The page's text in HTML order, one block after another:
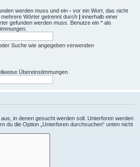
werden muss und ein - vor ein Wort, das nicht
Wörter getrennt durch | innerhalb einer
gefunden werden muss. Benutze ein * als
Suche wie angegeben verwenden
Übereinstimmungen.
in denen gesucht werden soll. Unterforen werden
du die Option „Unterforen durchsuchen“ unten nicht